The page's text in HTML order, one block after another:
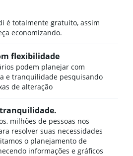
é totalmente gratuito, assim
economizando.
flexibilidade
podem planejar com
e tranquilidade pesquisando
de alteração
milhões de pessoas nos
resolver suas necessidades
o planejamento de
informações e gráficos